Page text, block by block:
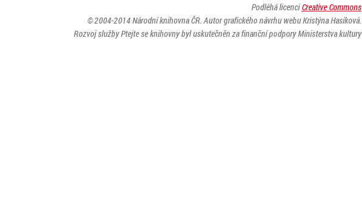
Podléhá licenciCreative Commons
© 2004-2014Národní knihovna ČR. Autor grafického návrhu webu Kristýna Hasíková.
Rozvoj služby Ptejte se knihovny byl uskutečněn za finanční podpory Ministerstva kultury